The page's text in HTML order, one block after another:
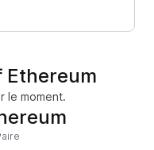
Ethereum
le moment.